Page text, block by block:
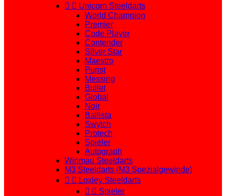
  Unicorn Steeldarts
World Champion
Premier
Code Player
Contender
Silver Star
Maestro
Purist
Messing
Bullet
Global
Noir
Ballista
Swytch
Protech
Spieler
Autograph
Winmau Steeldarts
M3 Steeldarts (M3 Spezialgewinde)
  Loxley Steeldarts
  Spieler